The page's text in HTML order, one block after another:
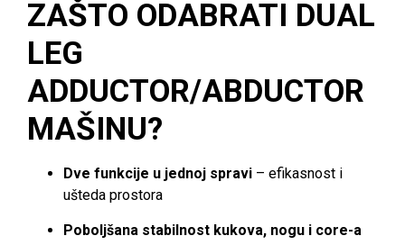
ZAŠTO ODABRATI DUAL
LEG
ADDUCTOR/ABDUCTOR
MAŠINU?
Dve funkcije u jednoj spravi – efikasnost i
ušteda prostora
Poboljšana stabilnost kukova, nogu i core-a